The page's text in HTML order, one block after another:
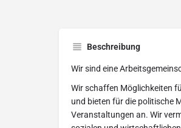
Beschreibung
Wir sind eine
Wir schaffen Möglichkeiten
und bieten für die politische
Veranstaltungen an. Wir